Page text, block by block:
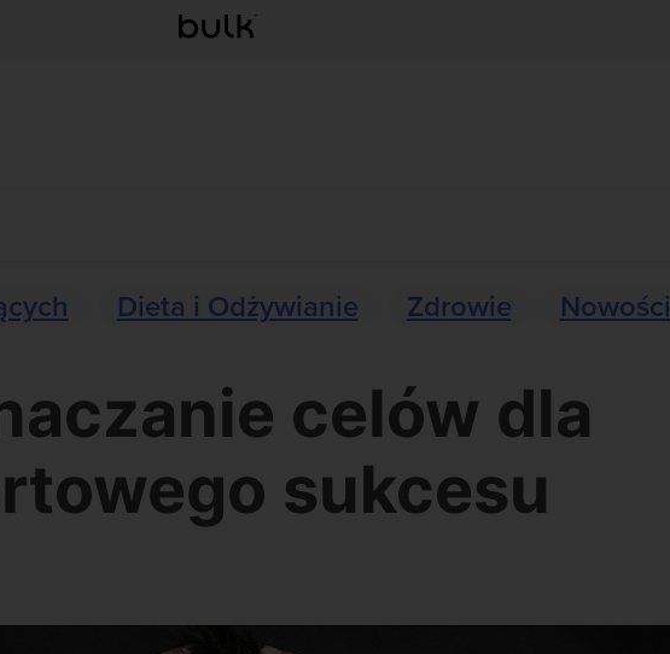
Dieta i Odżywianie Zdrowie Nowości
celów dla
sukcesu